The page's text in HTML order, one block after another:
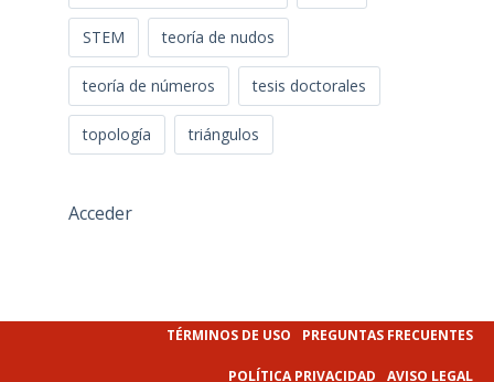
STEM teoría de nudos
teoría de números tesis doctorales
topología triángulos
Acceder
TÉRMINOS DE USO PREGUNTAS FRECUENTES
POLÍTICA PRIVACIDAD AVISO LEGAL